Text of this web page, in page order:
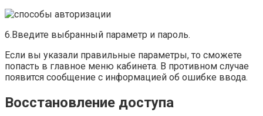
6.Введите выбранный параметр и пароль.
Если вы указали правильные параметры, то сможете
попасть в главное меню кабинета. В противном случае
появится сообщение с информацией об ошибке ввода.
Восстановление доступа